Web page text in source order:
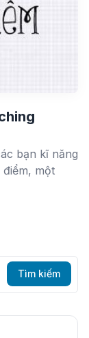
bạn kĩ năng
một
Tìm kiếm